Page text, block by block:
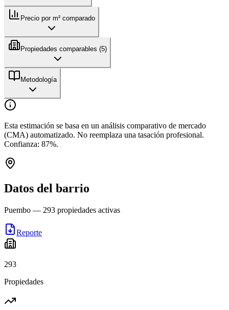
Precio por m² comparado
Propiedades comparables (5)
Metodología
Esta estimación se basa en un análisis comparativo de mercado
(CMA) automatizado. No reemplaza una tasación profesional.
Confianza: 87%.
Datos del barrio
Puembo — 293 propiedades activas
Reporte
293
Propiedades